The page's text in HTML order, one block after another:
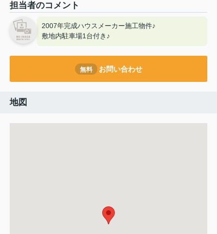
担当者のコメント
2007年完成ハウスメーカー施工物件♪
敷地内駐車場1台付き♪
無料 お問い合わせ
地図